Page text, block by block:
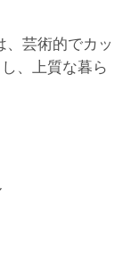
、芸術的でカッ
、上質な暮ら